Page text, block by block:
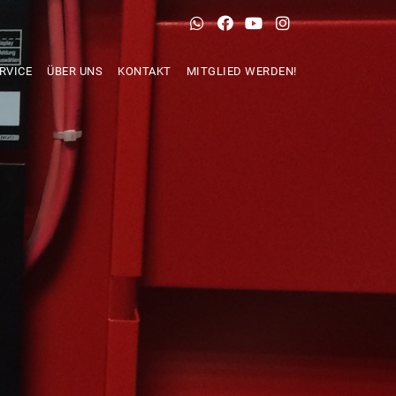
ÜBER UNS KONTAKT MITGLIED WERDEN!